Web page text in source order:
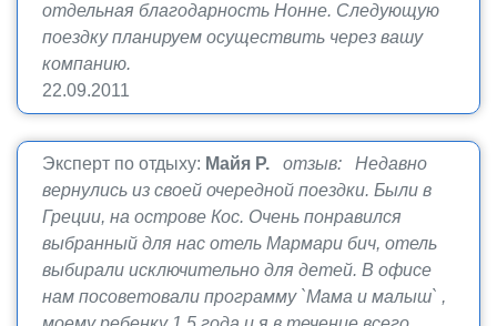
отдельная благодарность Нонне. Следующую
поездку планируем осуществить через вашу
компанию.
22.09.2011
Эксперт по отдыху: Майя Р.
отзыв: Недавно
вернулись из своей очередной поездки. Были в
Греции, на острове Кос. Очень понравился
выбранный для нас отель Мармари бич, отель
выбирали исключительно для детей. В офисе
нам посоветовали программу `Мама и малыш` ,